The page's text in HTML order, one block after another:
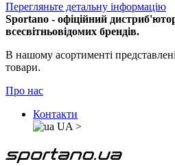
Перегляньте детальну інформацію
Sportano - офіційний
всесвітньовідомих брендів.
В нашому асортименті
товари.
Про нас
Контакти
UA >